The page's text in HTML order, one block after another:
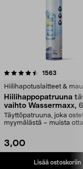
1563
Hiilihapotuslaitteet &
Hiilihappopatruuna
vaihto Wassermaxx,
Täyttöpatruuna, joka
myymälästä – muista
3,00
Lisää ostoskoriin
4.5viidestä